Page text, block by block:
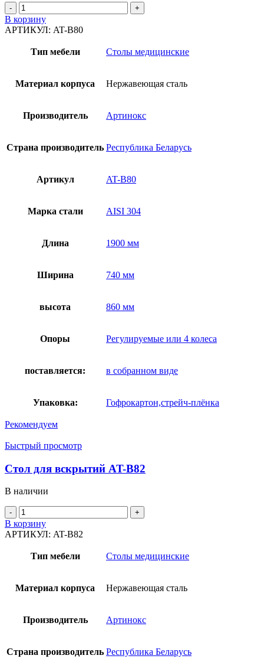
Количество
товара
Стол
вскрытий
В корзину
АРТИКУЛ: AT-B80
Тип мебели Столы медицинские
Материал корпуса Нержавеющая сталь
Производитель Артинокс
Страна производитель Республика Беларусь
Артикул AT-B80
Марка стали AISI 304
Длина 1900 мм
Ширина 740 мм
высота 860 мм
Опоры Регулируемые или 4 колеса
поставляется: в собранном виде
Упаковка: Гофрокартон,стрейч-плёнка
Рекомендуем
Быстрый просмотр
Стол для вскрытий AT-B82
В наличии
Количество
товара
Стол
вскрытий
В корзину
АРТИКУЛ: AT-B82
Тип мебели Столы медицинские
Материал корпуса Нержавеющая сталь
Производитель Артинокс
Страна производитель Республика Беларусь